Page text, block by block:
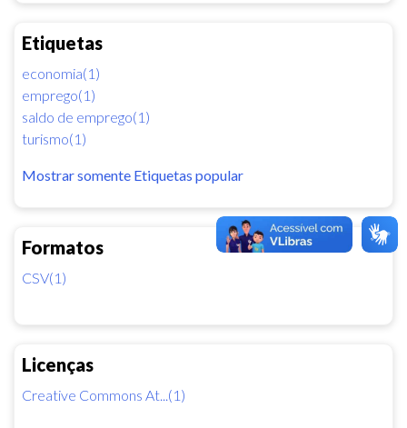
Etiquetas
economia(1)
emprego(1)
saldo de emprego(1)
turismo(1)
Mostrar somente Etiquetas popular
Formatos
CSV(1)
Licenças
Creative Commons At...(1)